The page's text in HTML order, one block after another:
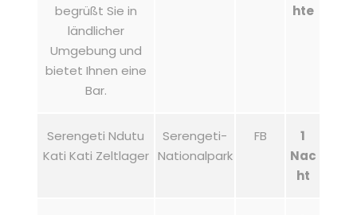
begrüßt Sie in
ländlicher
Umgebung und
bietet Ihnen eine
Bar.
hte
Serengeti Ndutu
Kati Kati Zeltlager
Serengeti-
Nationalpark
FB
1
Nac
ht